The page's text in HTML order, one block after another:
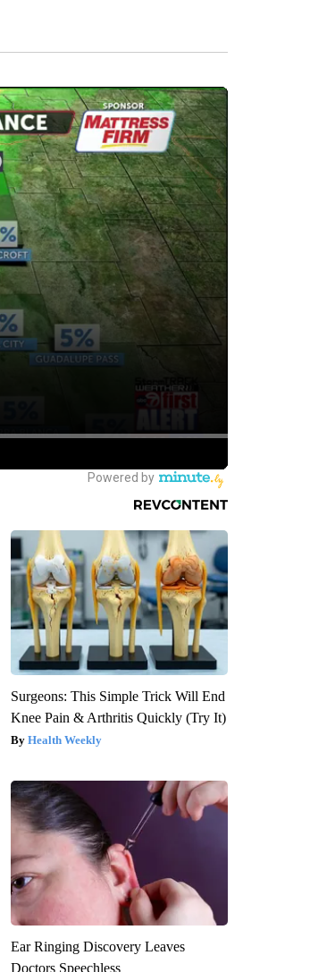
Surgeons: This Simple Trick Will End
Knee Pain & Arthritis Quickly (Try It)
Health Weekly
Ear Ringing Discovery Leaves
Doctors Speechless